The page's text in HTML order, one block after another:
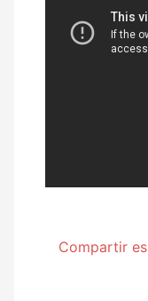
Compartir es